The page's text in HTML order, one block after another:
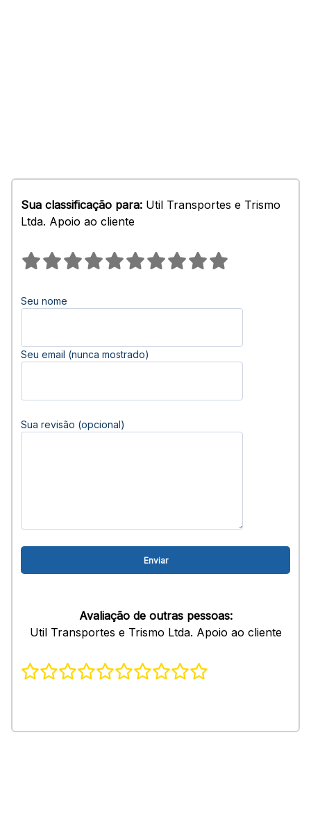
Sua classificação para: Util Transportes e Trismo
Ltda. Apoio ao cliente
Seu nome
Seu email (nunca mostrado)
Sua revisão (opcional)
Avaliação de outras pessoas:
Util Transportes e Trismo Ltda. Apoio ao cliente